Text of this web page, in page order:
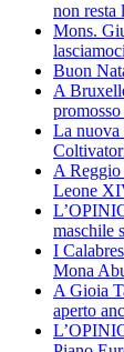
non resta
Mons.
Buon
A
La nuova
A Reggio
Leone
maschile
I
Mona
A Gioia
aperto